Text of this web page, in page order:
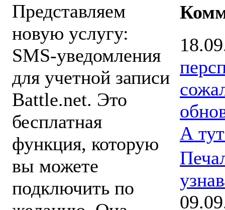
Представляем
новую услугу:
SMS-уведомления
для учетной записи
Battle.net. Это
бесплатная
функция, которую
вы можете
подключить по
А